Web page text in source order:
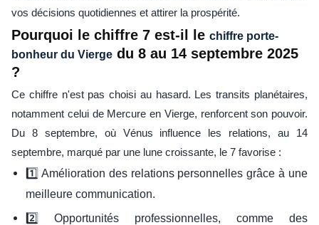
vos décisions quotidiennes et attirer la prospérité.
Pourquoi le chiffre 7 est-il le chiffre porte-
bonheur du Vierge du 8 au 14 septembre 2025
?
Ce chiffre n'est pas choisi au hasard. Les transits planétaires,
notamment celui de Mercure en Vierge, renforcent son pouvoir.
Du 8 septembre, où Vénus influence les relations, au 14
septembre, marqué par une lune croissante, le 7 favorise :
1️⃣ Amélioration des relations personnelles grâce à une
meilleure communication.
2️⃣ Opportunités professionnelles, comme des